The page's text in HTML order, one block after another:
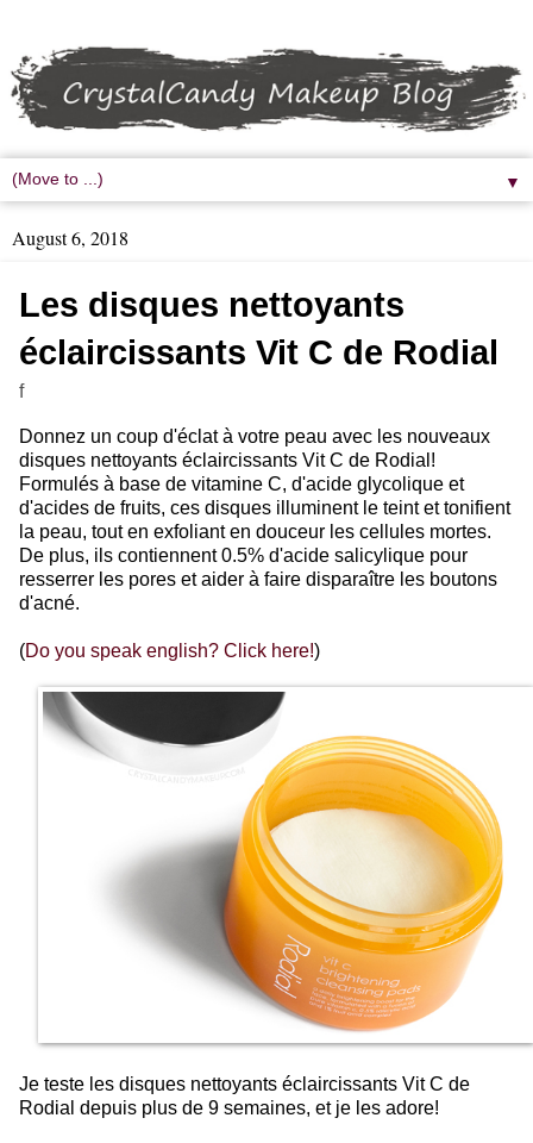
▼
August 6, 2018
Les disques nettoyants
éclaircissants Vit C de Rodial
f
Donnez un coup d'éclat à votre peau avec les nouveaux
disques nettoyants éclaircissants Vit C de Rodial!
Formulés à base de vitamine C, d'acide glycolique et
d'acides de fruits, ces disques illuminent le teint et tonifient
la peau, tout en exfoliant en douceur les cellules mortes.
De plus, ils contiennent 0.5% d'acide salicylique pour
resserrer les pores et aider à faire disparaître les boutons
d'acné.
(Do you speak english? Click here!)
Je teste les disques nettoyants éclaircissants Vit C de
Rodial depuis plus de 9 semaines, et je les adore!